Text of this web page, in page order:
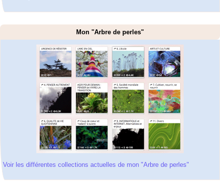
Mon "Arbre de perles"
Voir les différentes collections actuelles de mon "Arbre de perles"